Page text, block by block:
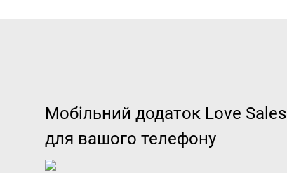
Мобільний додаток Love Sales
для вашого телефону